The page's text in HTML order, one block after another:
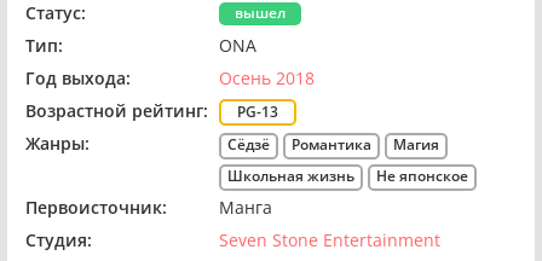
Статус: вышел
Тип:
ONA
Год выхода:
Осень 2018
Возрастной рейтинг:
PG-13
Жанры: Сёдзё Романтика
Магия
Школьная жизнь
Не японское
Первоисточник:
Манга
Студия:
Seven Stone Entertainment